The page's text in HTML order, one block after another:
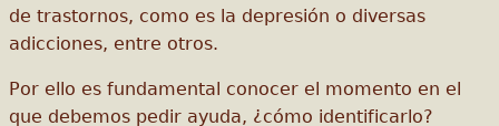
de trastornos, como es la depresión o diversas
adicciones, entre otros.
Por ello es fundamental conocer el momento en el
que debemos pedir ayuda, ¿cómo identificarlo?